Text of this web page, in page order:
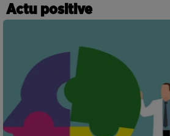
Actu positive